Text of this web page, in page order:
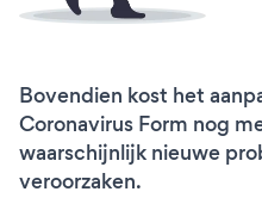
Bovendien kost het
Coronavirus Form nog
waarschijnlijk nieuwe
veroorzaken.